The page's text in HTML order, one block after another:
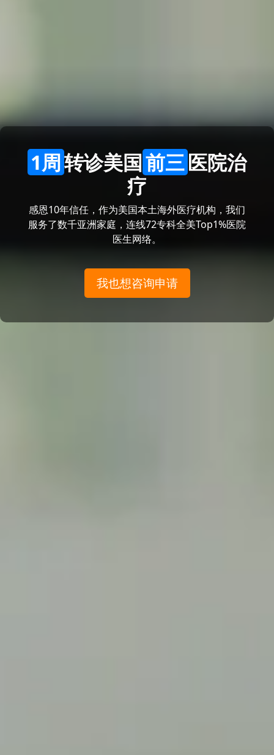
1周转诊美国前三医院治
疗
感恩10年信任，作为美国本土海外医疗机构，我们
服务了数千亚洲家庭，连线72专科全美Top1%医院
医生网络。
我也想咨询申请